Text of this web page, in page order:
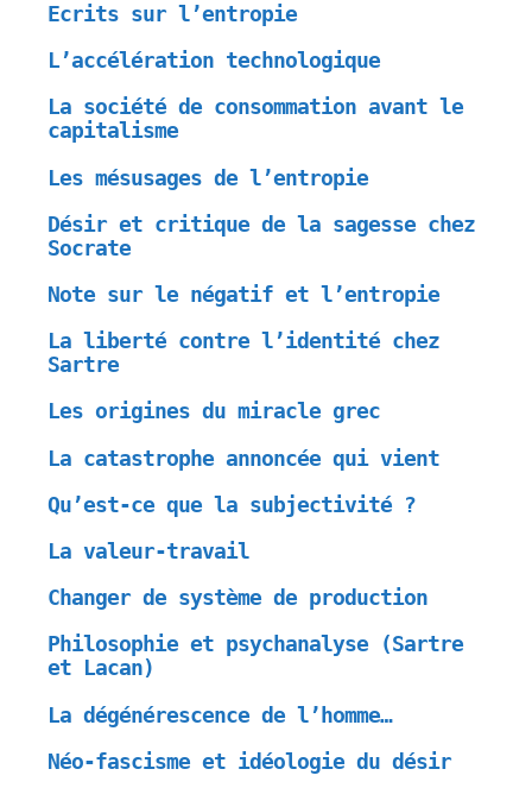
Ecrits sur l’entropie
L’accélération technologique
La société de consommation avant le
capitalisme
Les mésusages de l’entropie
Désir et critique de la sagesse chez
Socrate
Note sur le négatif et l’entropie
La liberté contre l’identité chez
Sartre
Les origines du miracle grec
La catastrophe annoncée qui vient
Qu’est-ce que la subjectivité ?
La valeur-travail
Changer de système de production
Philosophie et psychanalyse (Sartre
et Lacan)
La dégénérescence de l’homme…
Néo-fascisme et idéologie du désir